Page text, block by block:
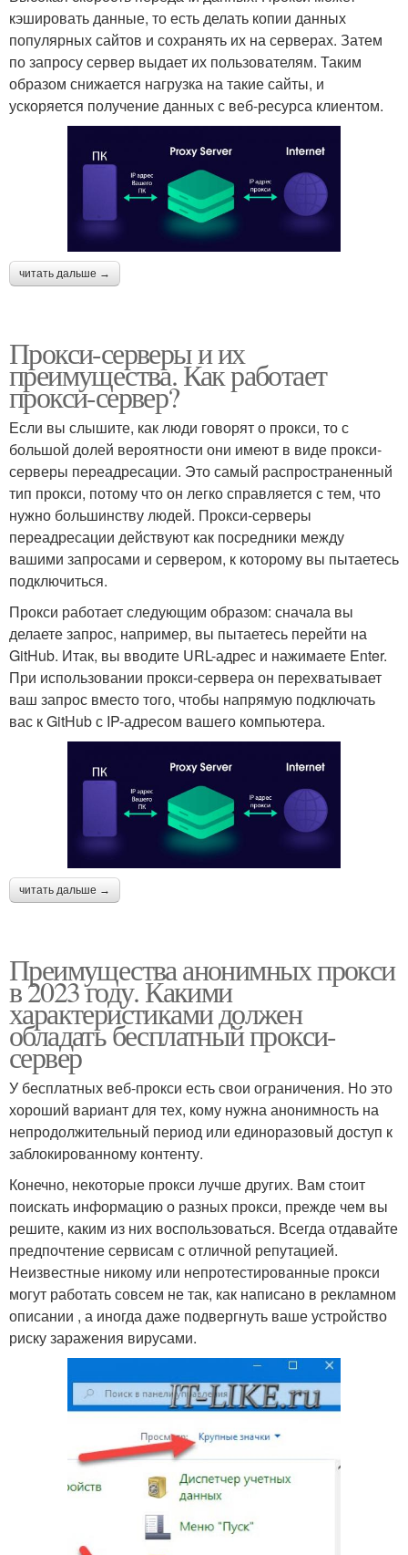
кэшировать данные, то есть делать копии данных
популярных сайтов и сохранять их на серверах. Затем
по запросу сервер выдает их пользователям. Таким
образом снижается нагрузка на такие сайты, и
ускоряется получение данных с веб-ресурса клиентом.
читать дальше →
Прокси-серверы и их
преимущества. Как работает
прокси-сервер?
Если вы слышите, как люди говорят о прокси, то с
большой долей вероятности они имеют в виде прокси-
серверы переадресации. Это самый распространенный
тип прокси, потому что он легко справляется с тем, что
нужно большинству людей. Прокси-серверы
переадресации действуют как посредники между
вашими запросами и сервером, к которому вы пытаетесь
подключиться.
Прокси работает следующим образом: сначала вы
делаете запрос, например, вы пытаетесь перейти на
GitHub. Итак, вы вводите URL-адрес и нажимаете Enter.
При использовании прокси-сервера он перехватывает
ваш запрос вместо того, чтобы напрямую подключать
вас к GitHub с IP-адресом вашего компьютера.
читать дальше →
Преимущества анонимных прокси
в 2023 году. Какими
характеристиками должен
обладать бесплатный прокси-
сервер
У бесплатных веб-прокси есть свои ограничения. Но это
хороший вариант для тех, кому нужна анонимность на
непродолжительный период или единоразовый доступ к
заблокированному контенту.
Конечно, некоторые прокси лучше других. Вам стоит
поискать информацию о разных прокси, прежде чем вы
решите, каким из них воспользоваться. Всегда отдавайте
предпочтение сервисам с отличной репутацией.
Неизвестные никому или непротестированные прокси
могут работать совсем не так, как написано в рекламном
описании , а иногда даже подвергнуть ваше устройство
риску заражения вирусами.